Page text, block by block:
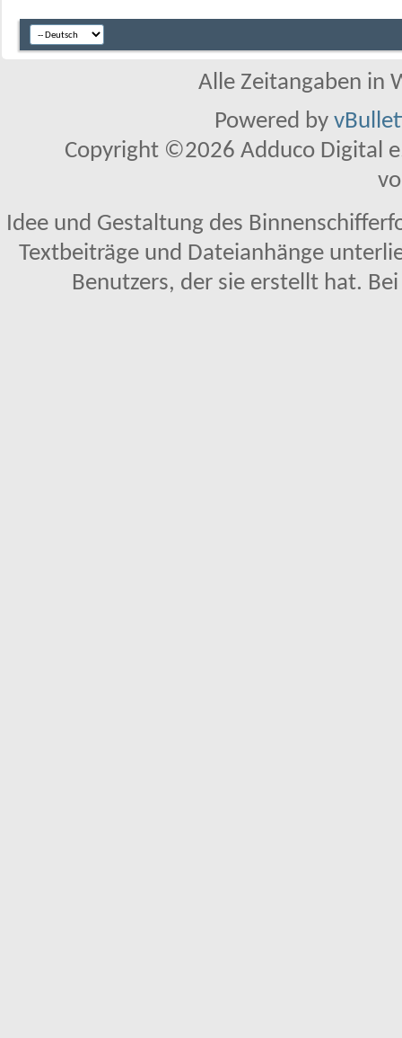
Alle Zeitangaben in
Powered by
Copyright ©2026 Adduco Digital
Idee und Gestaltung des
Textbeiträge und Dateianhänge
Benutzers, der sie erstellt hat.